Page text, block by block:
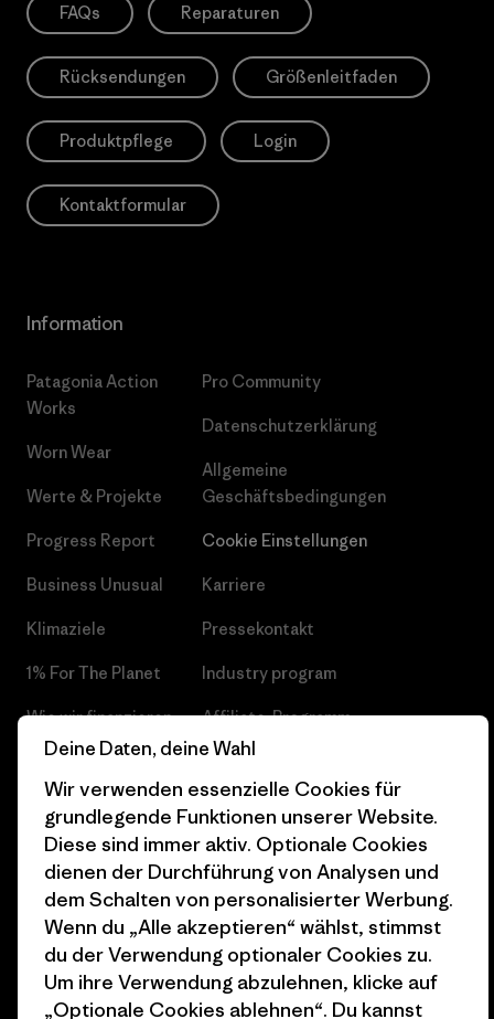
FAQs Reparaturen
Rücksendungen Größenleitfaden
Produktpflege Login
Kontaktformular
Information
Patagonia Action
Works
Worn Wear
Werte & Projekte
Progress Report
Business Unusual
Klimaziele
1% For The Planet
Wie wir finanzieren
Geschenkgutscheine
Stores in deiner
Nähe
Pro Community
Datenschutzerklärung
Allgemeine
Geschäftsbedingungen
Cookie Einstellungen
Karriere
Pressekontakt
Industry program
Affiliate-Programm
Patagonia Österreich
Seitenverzeichnis
© 2026 Patagonia, Inc. All Rights Reserved.
Deine Daten, deine Wahl
Wir verwenden essenzielle Cookies für
grundlegende Funktionen unserer Website.
Diese sind immer aktiv. Optionale Cookies
dienen der Durchführung von Analysen und
dem Schalten von personalisierter Werbung.
Wenn du „Alle akzeptieren“ wählst, stimmst
du der Verwendung optionaler Cookies zu.
Um ihre Verwendung abzulehnen, klicke auf
„Optionale Cookies ablehnen“. Du kannst